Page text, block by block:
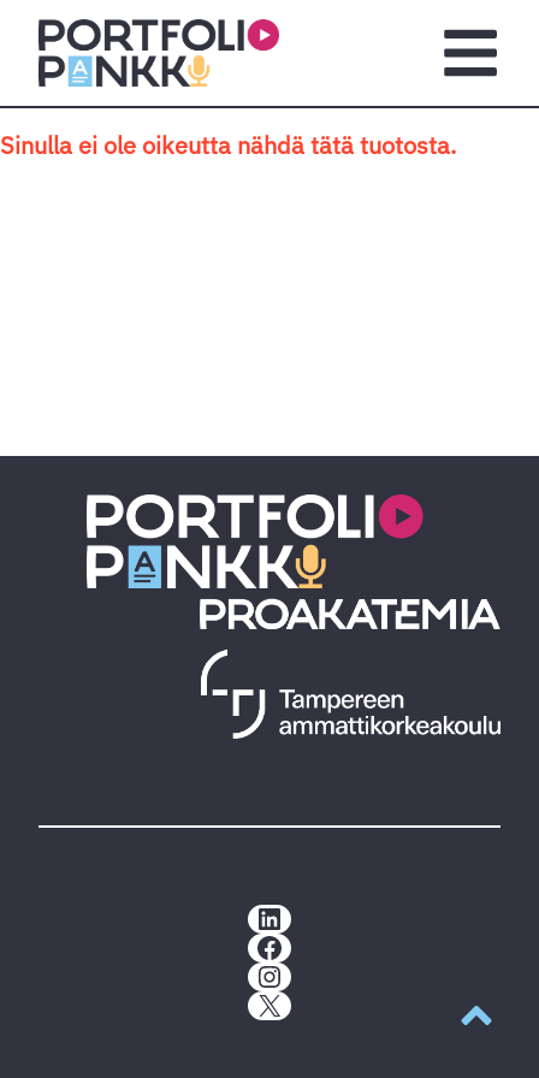
Siirry sisältöön
Sinulla ei ole oikeutta nähdä tätä tuotosta.
LinkedIn
Facebook
Instagram
X
Takaisin